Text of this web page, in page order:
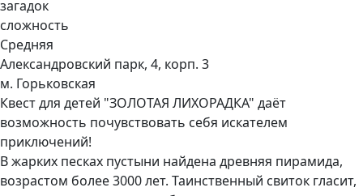
загадок
сложность
Средняя
Александровский парк, 4, корп. 3
м. Горьковская
Квест для детей "ЗОЛОТАЯ ЛИХОРАДКА" даёт
возможность почувствовать себя искателем
приключений!
В жарких песках пустыни найдена древняя пирамида,
возрастом более 3000 лет. Таинственный свиток гласит,